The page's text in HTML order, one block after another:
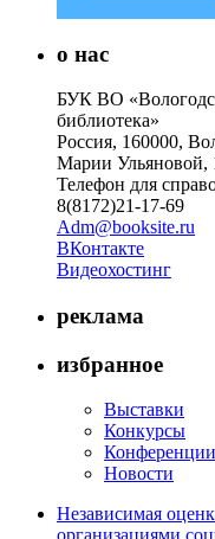
о нас
БУК ВО
библиотека»
Россия, 160000,
Марии Ульяновой,
Телефон для
8(8172)21-17-69
Adm@booksite.ru
ВКонтакте
Видеохостинг
реклама
избранное
Выставки
Конкурсы
Конференции
Новости
Независимая